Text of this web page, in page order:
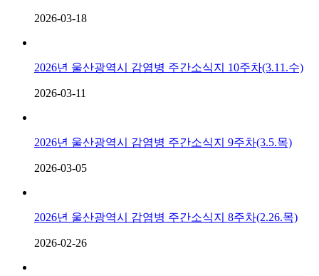
2026-03-18
2026년 울산광역시 감염병 주간소식지 10주차(3.11.수)
2026-03-11
2026년 울산광역시 감염병 주간소식지 9주차(3.5.목)
2026-03-05
2026년 울산광역시 감염병 주간소식지 8주차(2.26.목)
2026-02-26